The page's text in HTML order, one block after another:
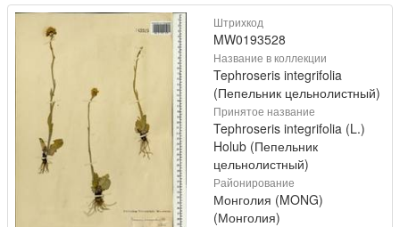
Штрихкод
MW0193528
Название в коллекции
Tephroseris integrifolia
(Пепельник цельнолистный)
Принятое название
Tephroseris integrifolia (L.)
Holub (Пепельник
цельнолистный)
Районирование
Монголия (MONG)
(Монголия)